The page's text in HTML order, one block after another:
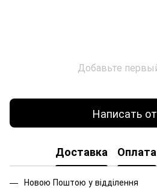
Добавьте
Написать
Доставка Оплата
Новою Поштою у відділення